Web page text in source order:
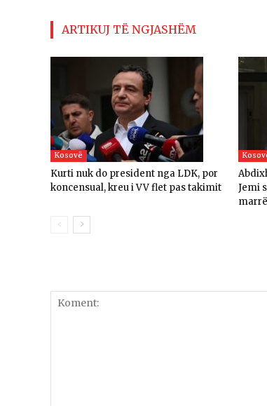
ARTIKUJ TË NGJASHËM
Kosovë
Kurti nuk do president nga LDK, por
koncensual, kreu i VV flet pas takimit
Jemi